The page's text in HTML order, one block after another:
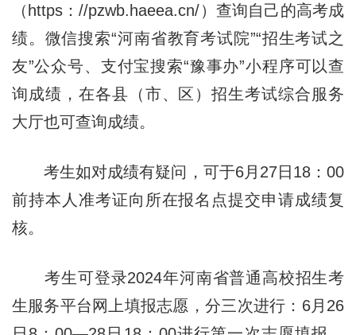
（https：//pzwb.haeea.cn/）查询自己的高考成
绩。微信搜索“河南省教育考试院”“招生考试之
友”公众号、支付宝搜索“豫事办”小程序可以查
询成绩，在各县（市、区）招生考试综合服务
大厅也可查询成绩。
考生如对成绩有疑问，可于6月27日 18：00
前持本人准考证向所在报名点提交申请成绩复
核。
考生可登录2024年河南省普通高校招生考
生服务平台网上填报志愿，分三次进行：6月26